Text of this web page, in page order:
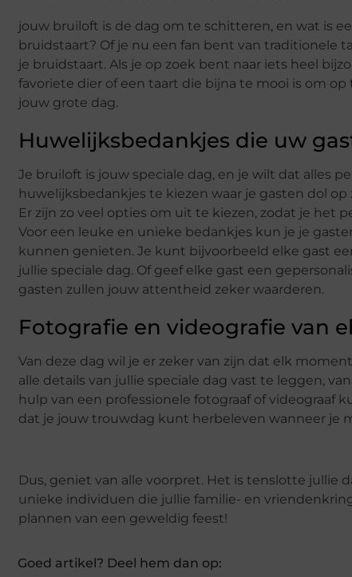
jouw bruiloft is de dag om te schitteren, en wat is
bruidstaart? Of je nu een fan bent van traditionele
je bruidstaart. Als je op zoek bent naar iets heel
favoriete dier of een taart die bijna te mooi is om
jouw grote dag.
Huwelijksbedankjes die uw
Je bruiloft is jouw speciale dag, en je wilt dat alles
huwelijksbedankjes te kiezen waar je gasten dol op
Er zijn zo veel opties om uit te kiezen, zodat je
Voor een leuke en unieke bedankjes kun je je
kunnen genieten. Je kunt bijvoorbeeld elke gast
jullie speciale dag. Of geef elke gast een
gasten zullen jouw attentheid zeker waarderen.
Fotografie en videografie van
Van deze dag wil je er zeker van zijn dat elk
alle details van jullie speciale dag vast te leggen,
hulp van een professionele fotograaf of videograaf
dat je jouw trouwdag kunt herbeleven wanneer je
Dus, geniet van alle voorpret. Het is tenslotte jullie
unieke individuen die jullie familie- en
plannen van een geweldig feest!
Goed artikel? Deel hem dan op: